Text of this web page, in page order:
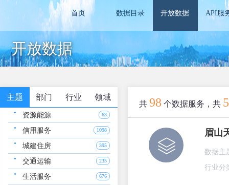
首页 数据目录 开放数据 API服
开放数据
主题 部门 行业 领域
资源能源 63
信用服务 1098
城建住房 395
交通运输 235
生活服务 676
共 98 个数据服务，共
眉山
数据主
行业分